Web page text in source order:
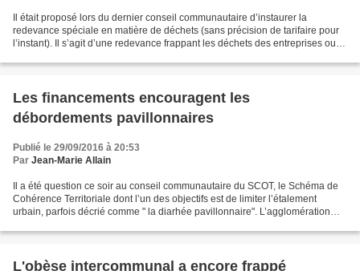
Il était proposé lors du dernier conseil communautaire d’instaurer la
redevance spéciale en matière de déchets (sans précision de tarifaire pour
l’instant). Il s’agit d’une redevance frappant les déchets des entreprises ou
Les financements encouragent les
débordements pavillonnaires
Publié le 29/09/2016 à 20:53
Par Jean-Marie Allain
Il a été question ce soir au conseil communautaire du SCOT, le Schéma de
Cohérence Territoriale dont l’un des objectifs est de limiter l’étalement
urbain, parfois décrié comme " la diarhée pavillonnaire". L’agglomération
L'obèse intercommunal a encore frappé